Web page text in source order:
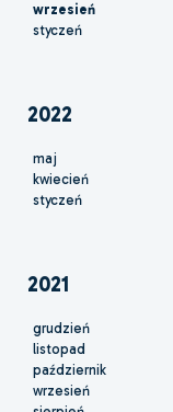
wrzesień
styczeń
2022
maj
kwiecień
styczeń
2021
grudzień
listopad
październik
wrzesień